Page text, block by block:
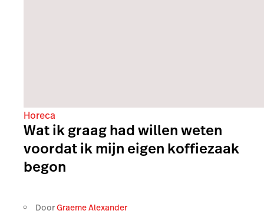
Horeca
Wat ik graag had willen weten
voordat ik mijn eigen koffiezaak
begon
DoorGraeme Alexander